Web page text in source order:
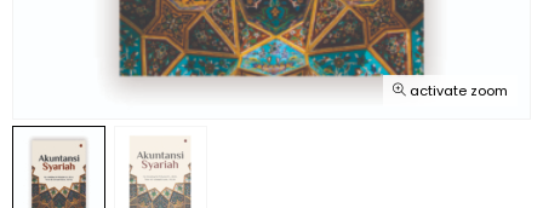
activate zoom